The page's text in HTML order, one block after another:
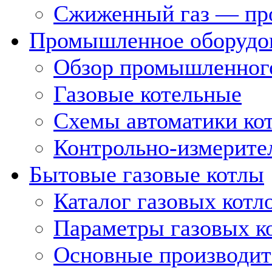
Сжиженный газ —
Промышленное
Обзор
Газовые котельные
Схемы автоматики
Контрольно-
Бытовые газовые котлы
Каталог газовых
Параметры газовых
Основные